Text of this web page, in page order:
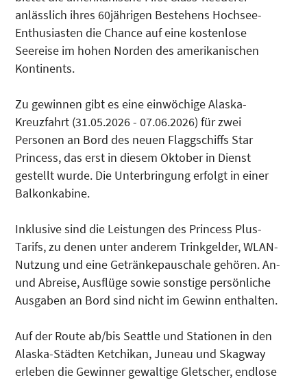
anlässlich ihres 60jährigen Bestehens Hochsee-
Enthusiasten die Chance auf eine kostenlose
Seereise im hohen Norden des amerikanischen
Kontinents.
Zu gewinnen gibt es eine einwöchige Alaska-
Kreuzfahrt (31.05.2026 - 07.06.2026) für zwei
Personen an Bord des neuen Flaggschiffs Star
Princess, das erst in diesem Oktober in Dienst
gestellt wurde. Die Unterbringung erfolgt in einer
Balkonkabine.
Inklusive sind die Leistungen des Princess Plus-
Tarifs, zu denen unter anderem Trinkgelder, WLAN-
Nutzung und eine Getränkepauschale gehören. An-
und Abreise, Ausflüge sowie sonstige persönliche
Ausgaben an Bord sind nicht im Gewinn enthalten.
Auf der Route ab/bis Seattle und Stationen in den
Alaska-Städten Ketchikan, Juneau und Skagway
erleben die Gewinner gewaltige Gletscher, endlose